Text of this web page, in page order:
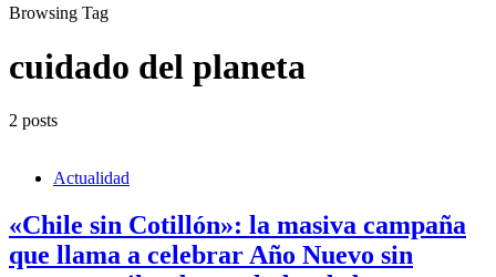
Browsing Tag
cuidado del planeta
2 posts
Actualidad
«Chile sin Cotillón»: la masiva campaña
que llama a celebrar Año Nuevo sin